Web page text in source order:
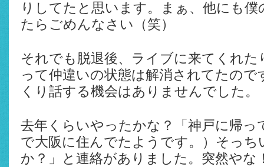
りしてたと思います。まぁ、他にも
たらごめんなさい（笑）
それでも脱退後、ライブに来てくれ
って仲違いの状態は解消されてたの
くり話する機会はありませんでした。
去年くらいやったかな？「神戸に帰っ
で大阪に住んでたようです。）そっち
か？」と連絡がありました。突然やな